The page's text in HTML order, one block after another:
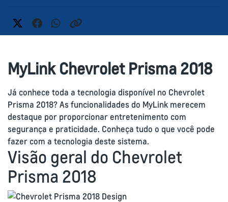
MyLink Chevrolet Prisma 2018
Já conhece toda a tecnologia disponível no Chevrolet
Prisma 2018? As funcionalidades do MyLink merecem
destaque por proporcionar entretenimento com
segurança e praticidade. Conheça tudo o que você pode
fazer com a tecnologia deste sistema.
Visão geral do Chevrolet
Prisma 2018